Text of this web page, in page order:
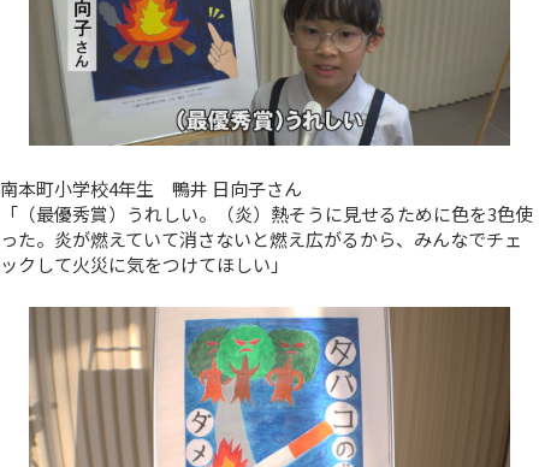
南本町小学校4年生 鴨井 日向子さん
「（最優秀賞）うれしい。（炎）熱そうに見せるために色を3色使
った。炎が燃えていて消さないと燃え広がるから、みんなでチェ
ックして火災に気をつけてほしい」